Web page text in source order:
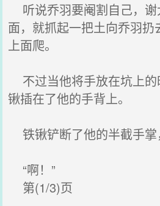
听说乔羽要阉割自己，谢
面，就抓起一把土向乔羽
上面爬。
不过当他将手放在坑上的
锹插在了他的手背上。
铁锹铲断了他的半截手掌
“啊！”
第(1/3)页